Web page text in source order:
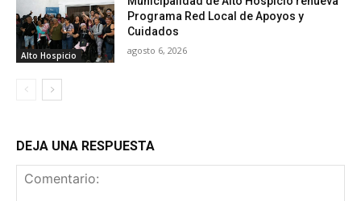
Alto Hospicio
Programa Red Local de Apoyos y
Cuidados
agosto 6, 2026
DEJA UNA RESPUESTA